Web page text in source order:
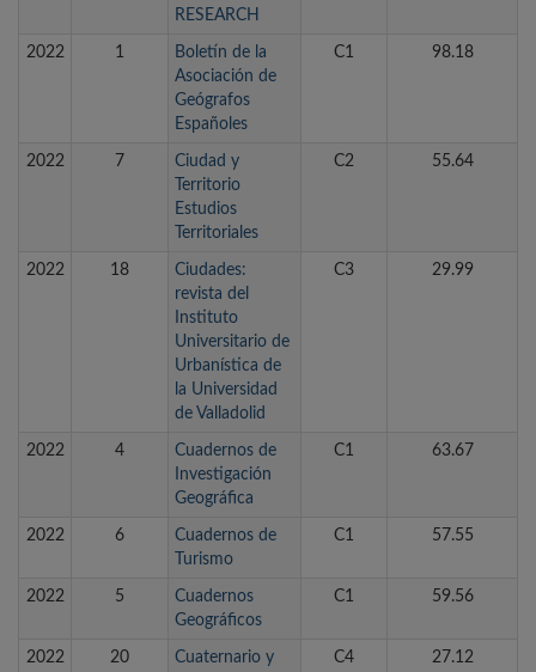
RESEARCH
2022 1
Boletín de la
Asociación de
Geógrafos
Españoles
C1 98.18
2022 7
Ciudad y
Territorio
Estudios
Territoriales
C2 55.64
2022 18
Ciudades:
revista del
Instituto
Universitario de
Urbanística de
la Universidad
de Valladolid
C3 29.99
2022 4
Cuadernos de
Investigación
Geográfica
C1 63.67
2022 6
Cuadernos de
Turismo
C1 57.55
2022 5
Cuadernos
Geográficos
C1 59.56
2022 20
Cuaternario y
C4 27.12